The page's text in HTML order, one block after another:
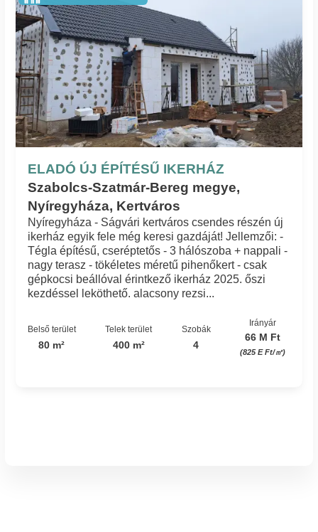
ELADÓ ÚJ ÉPÍTÉSŰ IKERHÁZ
Szabolcs-Szatmár-Bereg megye,
Nyíregyháza, Kertváros
Nyíregyháza - Ságvári kertváros csendes részén új
ikerház egyik fele még keresi gazdáját! Jellemzői: -
Tégla építésű, cseréptetős - 3 hálószoba + nappali -
nagy terasz - tökéletes méretű pihenőkert - csak
gépkocsi beállóval érintkező ikerház 2025. őszi
kezdéssel leköthető. alacsony rezsi...
Belső terület
80 m²
Telek terület
400 m²
Szobák
4
Irányár
66 M Ft
(825 E Ft/㎡)